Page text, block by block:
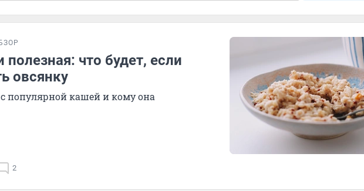
что будет, если
овсянку
популярной кашей и кому она
2